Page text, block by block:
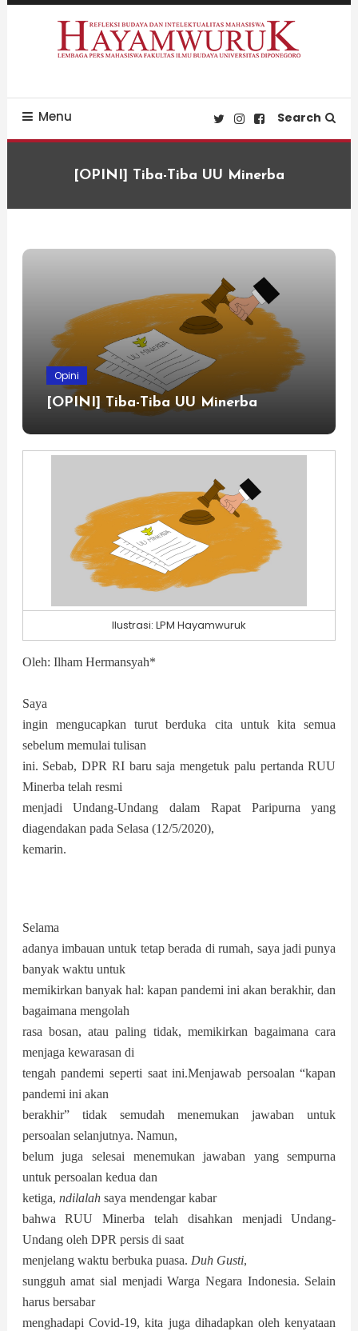
Skip
Menu Search
[OPINI] Tiba-Tiba UU Minerba
Opini
[OPINI] Tiba-Tiba UU Minerba
Ilustrasi: LPM Hayamwuruk
Oleh: Ilham Hermansyah*
Saya
ingin mengucapkan turut berduka cita untuk kita semua
sebelum memulai tulisan
ini. Sebab, DPR RI baru saja mengetuk palu pertanda RUU
Minerba telah resmi
menjadi Undang-Undang dalam Rapat Paripurna yang
diagendakan pada Selasa (12/5/2020),
kemarin.
Selama
adanya imbauan untuk tetap berada di rumah, saya jadi punya
banyak waktu untuk
memikirkan banyak hal: kapan pandemi ini akan berakhir, dan
bagaimana mengolah
rasa bosan, atau paling tidak, memikirkan bagaimana cara
menjaga kewarasan di
tengah pandemi seperti saat ini.Menjawab persoalan “kapan
pandemi ini akan
berakhir” tidak semudah menemukan jawaban untuk
persoalan selanjutnya. Namun,
belum juga selesai menemukan jawaban yang sempurna
untuk persoalan kedua dan
ketiga, ndilalah saya mendengar kabar
bahwa RUU Minerba telah disahkan menjadi Undang-
Undang oleh DPR persis di saat
menjelang waktu berbuka puasa. Duh Gusti,
sungguh amat sial menjadi Warga Negara Indonesia. Selain
harus bersabar
menghadapi Covid-19, kita juga dihadapkan oleh kenyataan